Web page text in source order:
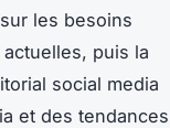
les besoins
puis la
social media
et des tendances